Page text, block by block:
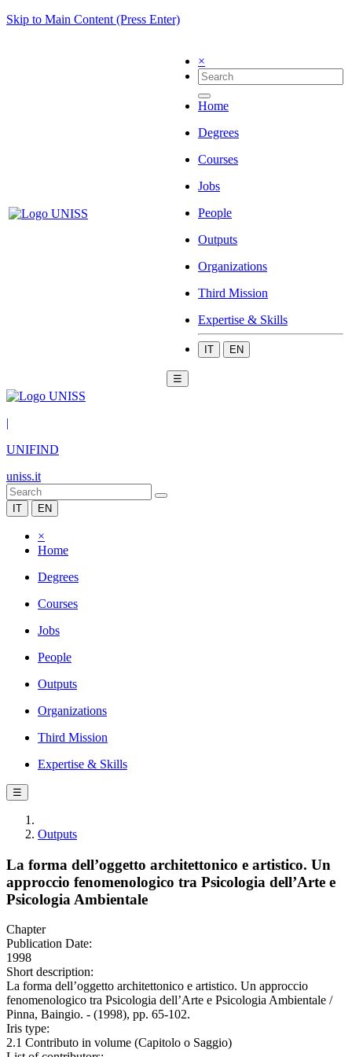
Skip to Main Content (Press Enter)
×
Home
Degrees
Courses
Jobs
People
Outputs
Organizations
Third Mission
Expertise & Skills
IT EN
☰
|
UNIFIND
uniss.it
IT EN
×
Home
Degrees
Courses
Jobs
People
Outputs
Organizations
Third Mission
Expertise & Skills
☰
Outputs
La forma dell’oggetto architettonico e artistico. Un
approccio fenomenologico tra Psicologia dell’Arte e
Psicologia Ambientale
Chapter
Publication Date:
1998
Short description:
La forma dell’oggetto architettonico e artistico. Un approccio
fenomenologico tra Psicologia dell’Arte e Psicologia Ambientale /
Pinna, Baingio. - (1998), pp. 65-102.
Iris type:
2.1 Contributo in volume (Capitolo o Saggio)